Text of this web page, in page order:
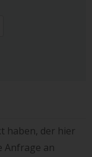
haben, der hier
Anfrage an